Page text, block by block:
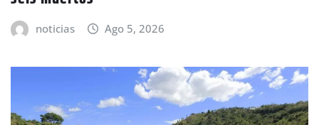
noticias Ago 5, 2026